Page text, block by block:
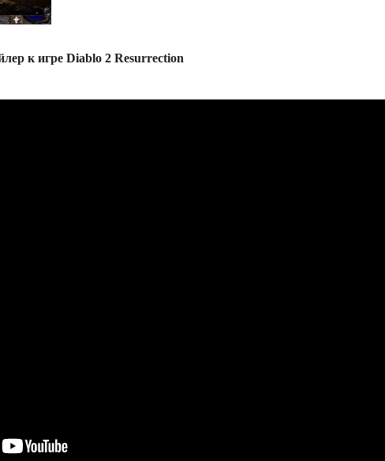
к игре Diablo 2 Resurrection